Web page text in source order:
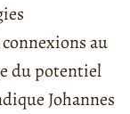
au
du potentiel
Johannes